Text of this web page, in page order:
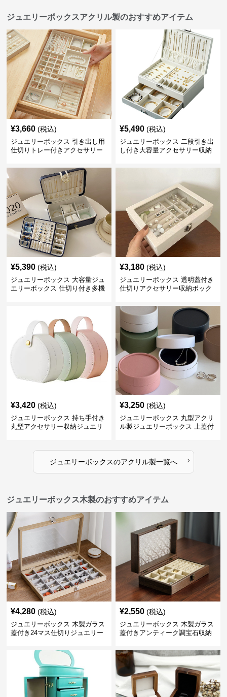
ジュエリーボックスアクリル製のおすすめアイテム
¥3,660 (税込)
ジュエリーボックス 引き出し用
仕切りトレー付きアクセサリー
¥5,490 (税込)
ジュエリーボックス 二段引き出
し付き大容量アクセサリー収納
¥5,390 (税込)
ジュエリーボックス 大容量ジュ
エリーボックス 仕切り付き多機
¥3,180 (税込)
ジュエリーボックス 透明蓋付き
仕切りアクセサリー収納ボック
¥3,420 (税込)
ジュエリーボックス 持ち手付き
丸型アクセサリー収納ジュエリ
¥3,250 (税込)
ジュエリーボックス 丸型アクリ
ル製ジュエリーボックス 上蓋付
ジュエリーボックスのアクリル製一覧へ ›
ジュエリーボックス木製のおすすめアイテム
¥4,280 (税込)
ジュエリーボックス 木製ガラス
蓋付き24マス仕切りジュエリー
¥2,550 (税込)
ジュエリーボックス 木製ガラス
蓋付きアンティーク調宝石収納